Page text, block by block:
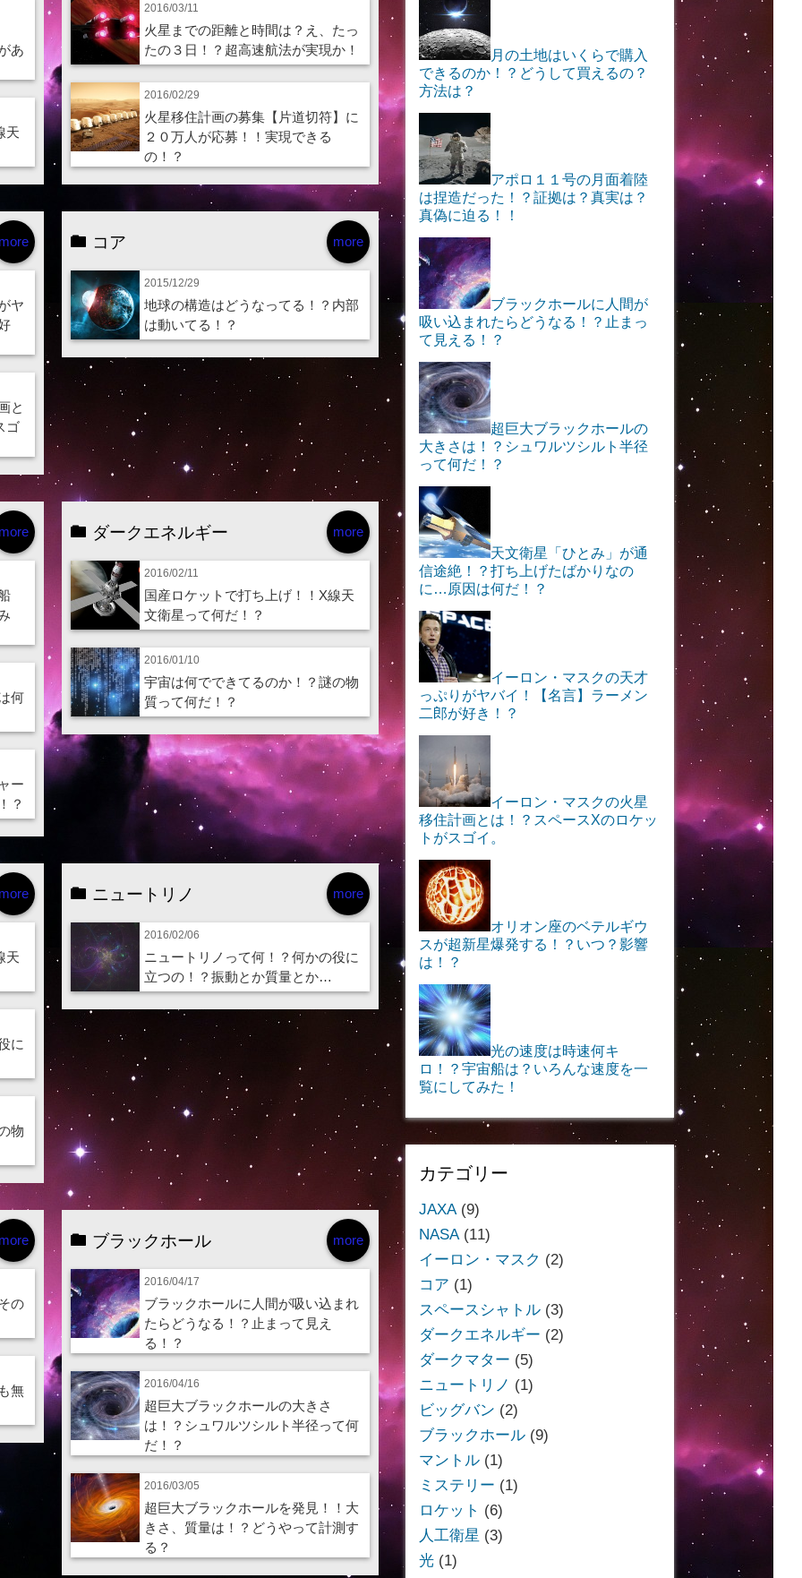
あ
天
2016/03/11
火星までの距離と時間は？え、たっ
たの３日！？超高速航法が実現か！
2016/02/29
火星移住計画の募集【片道切符】に
２０万人が応募！！実現できる
の！？
ヤ
と
ゴ
more
コア
2015/12/29
地球の構造はどうなってる！？内部
は動いてる！？
何
ー
？
more
ダークエネルギー
2016/02/11
国産ロケットで打ち上げ！！X線天
文衛星って何だ！？
2016/01/10
宇宙は何でできてるのか！？謎の物
質って何だ！？
天
に
物
more
ニュートリノ
2016/02/06
ニュートリノって何！？何かの役に
立つの！？振動とか質量とか…
の
無
more
ブラックホール
2016/04/17
ブラックホールに人間が吸い込まれ
たらどうなる！？止まって見え
る！？
2016/04/16
超巨大ブラックホールの大きさ
は！？シュワルツシルト半径って何
だ！？
2016/03/05
超巨大ブラックホールを発見！！大
きさ、質量は！？どうやって計測す
る？
月の土地はいくらで購入
できるのか！？どうして買えるの？
方法は？
アポロ１１号の月面着陸
は捏造だった！？証拠は？真実は？
真偽に迫る！！
ブラックホールに人間が
吸い込まれたらどうなる！？止まっ
て見える！？
超巨大ブラックホールの
大きさは！？シュワルツシルト半径
って何だ！？
天文衛星「ひとみ」が通
信途絶！？打ち上げたばかりなの
に…原因は何だ！？
イーロン・マスクの天才
っぷりがヤバイ！【名言】ラーメン
二郎が好き！？
イーロン・マスクの火星
移住計画とは！？スペースXのロケッ
トがスゴイ。
オリオン座のベテルギウ
スが超新星爆発する！？いつ？影響
は！？
光の速度は時速何キ
ロ！？宇宙船は？いろんな速度を一
覧にしてみた！
カテゴリー
JAXA(9)
NASA(11)
イーロン・マスク (2)
コア (1)
スペースシャトル (3)
ダークエネルギー (2)
ダークマター (5)
ニュートリノ (1)
ビッグバン (2)
ブラックホール (9)
マントル (1)
ミステリー (1)
ロケット (6)
人工衛星 (3)
光 (1)